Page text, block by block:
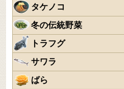
タケノコ
冬の伝統野菜
トラフグ
サワラ
ばら